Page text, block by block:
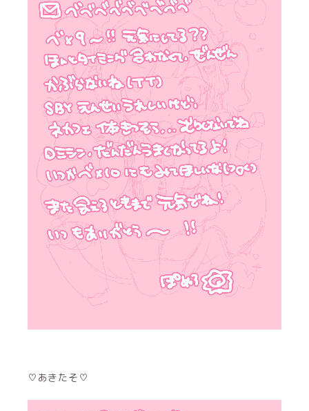
♡あきたそ♡